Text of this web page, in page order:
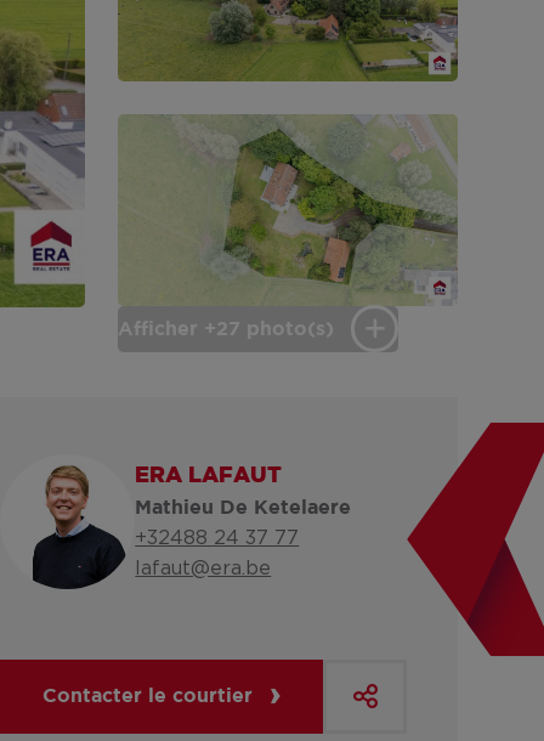
Afficher +27 photo(s)
ERA LAFAUT
Mathieu De Ketelaere
+32488 24 37 77
lafaut@era.be
Contacter le courtier